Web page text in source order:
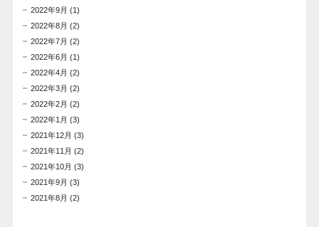
2022年9月 (1)
2022年8月 (2)
2022年7月 (2)
2022年6月 (1)
2022年4月 (2)
2022年3月 (2)
2022年2月 (2)
2022年1月 (3)
2021年12月 (3)
2021年11月 (2)
2021年10月 (3)
2021年9月 (3)
2021年8月 (2)